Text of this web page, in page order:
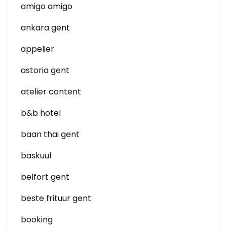
amigo amigo
ankara gent
appelier
astoria gent
atelier content
b&b hotel
baan thai gent
baskuul
belfort gent
beste frituur gent
booking